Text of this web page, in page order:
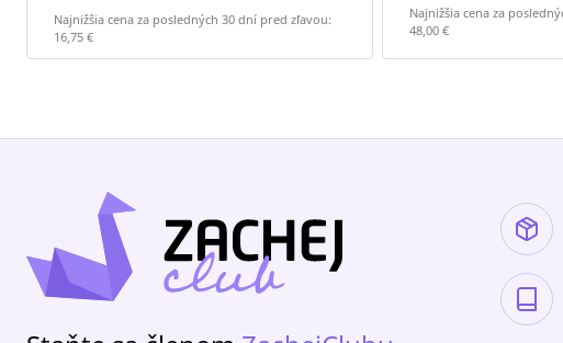
Najnižšia cena za posledných 30 dní pred zľavou:
16,75 €
Najnižšia cena za
48,00 €